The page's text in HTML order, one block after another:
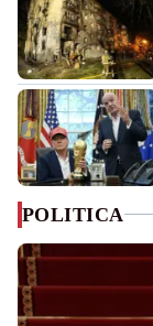
POLITICA